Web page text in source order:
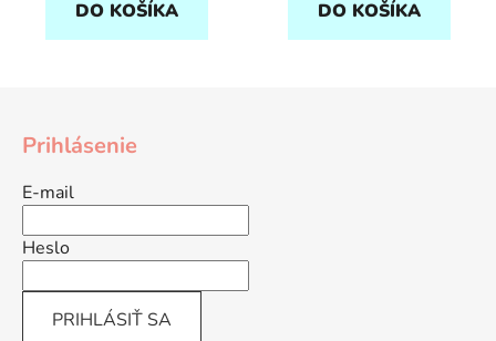
DO KOŠÍKA DO KOŠÍKA
Prihlásenie
E-mail
Heslo
PRIHLÁSIŤ SA